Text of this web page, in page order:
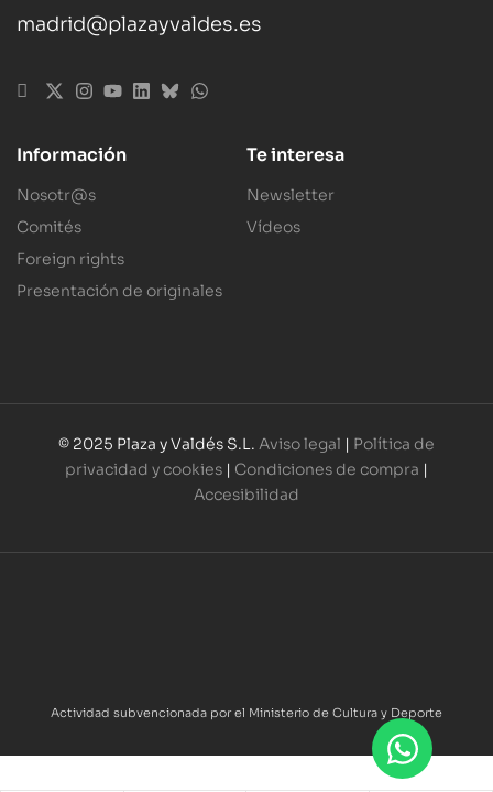
madrid@plazayvaldes.es
Información
Nosotr@s
Comités
Foreign rights
Presentación de originales
Te interesa
Newsletter
Vídeos
© 2025 Plaza y Valdés S.L. Aviso legal | Política de
privacidad y cookies | Condiciones de compra |
Accesibilidad
Actividad subvencionada por el Ministerio de Cultura y Deporte